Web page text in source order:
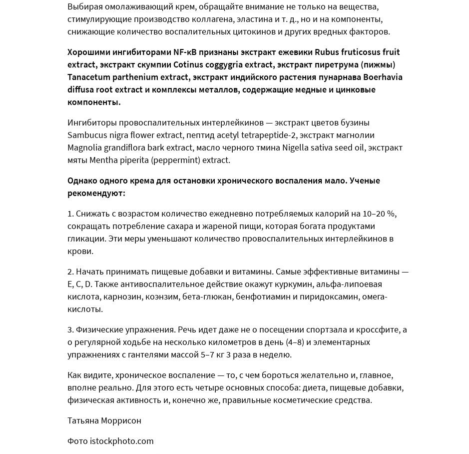
Выбирая омолаживающий крем, обращайте внимание не только на вещества,
стимулирующие производство коллагена, эластина и т. д., но и на компоненты,
снижающие количество воспалительных цитокинов и других вредных факторов.
Хорошими ингибиторами NF-κB признаны экстракт ежевики Rubus fruticosus fruit
extract, экстракт скумпии Cotinus coggygria extract, экстракт пиретрума (пижмы)
Tanacetum parthenium extract, экстракт индийского растения пунарнава Boerhavia
diffusa root extract и комплексы металлов, содержащие медные и цинковые
компоненты.
Ингибиторы провоспалительных интерлейкинов — экстракт цветов бузины
Sambucus nigra flower extract, пептид acetyl tetrapeptide-2, экстракт магнолии
Magnolia grandiflora bark extract, масло черного тмина Nigella sativa seed oil, экстракт
мяты Mentha piperita (peppermint) extract.
Однако одного крема для остановки хронического воспаления мало. Ученые
рекомендуют:
Снижать с возрастом количество ежедневно потребляемых калорий на 10–20 %,
сокращать потребление сахара и жареной пищи, которая богата продуктами
гликации. Эти меры уменьшают количество провоспалительных интерлейкинов в
крови.
Начать принимать пищевые добавки и витамины. Самые эффективные витамины —
Е, С, D. Также антивоспалительное действие окажут куркумин, альфа-липоевая
кислота, карнозин, коэнзим, бета-глюкан, бенфотиамин и пиридоксамин, омега-
кислоты.
Физические упражнения. Речь идет даже не о посещении спортзала и кроссфите, а
о регулярной ходьбе на несколько километров в день (4–8) и элементарных
упражнениях с гантелями массой 5–7 кг 3 раза в неделю.
Как видите, хроническое воспаление — то, с чем бороться желательно и, главное,
вполне реально. Для этого есть четыре основных способа: диета, пищевые добавки,
физическая активность и, конечно же, правильные косметические средства.
Татьяна Моррисон
Фото istockphoto.com